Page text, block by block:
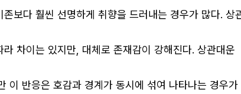
보다 훨씬 선명하게 취향을 드러내는 경우가 많다. 상
차이는 있지만, 대체로 존재감이 강해진다. 상관대운
이 반응은 호감과 경계가 동시에 섞여 나타나는 경우가